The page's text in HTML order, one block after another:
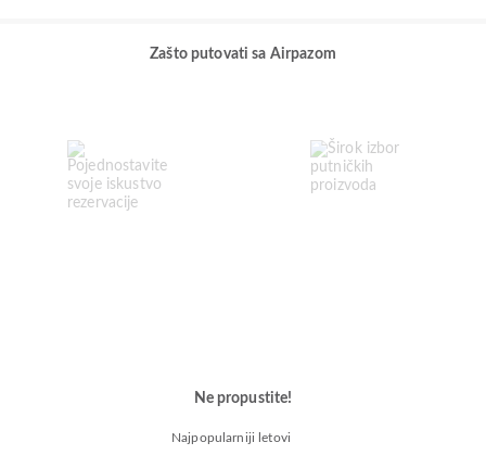
Zašto putovati sa Airpazom
Ne propustite!
Najpopularniji letovi